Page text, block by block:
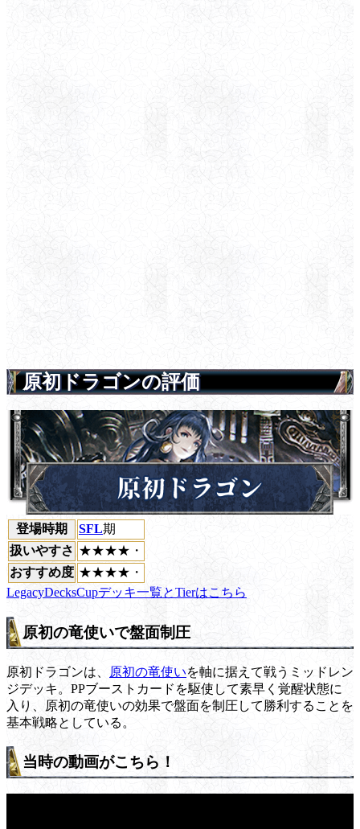
原初ドラゴンの評価
登場時期 SFL期
扱いやすさ ★★★★・
おすすめ度 ★★★★・
LegacyDecksCupデッキ一覧とTierはこちら
原初の竜使いで盤面制圧
原初ドラゴンは、 原初の竜使いを軸に据えて戦うミッドレン
ジデッキ。PPブーストカードを駆使して素早く覚醒状態に
入り、原初の竜使いの効果で盤面を制圧して勝利することを
基本戦略としている。
当時の動画がこちら！